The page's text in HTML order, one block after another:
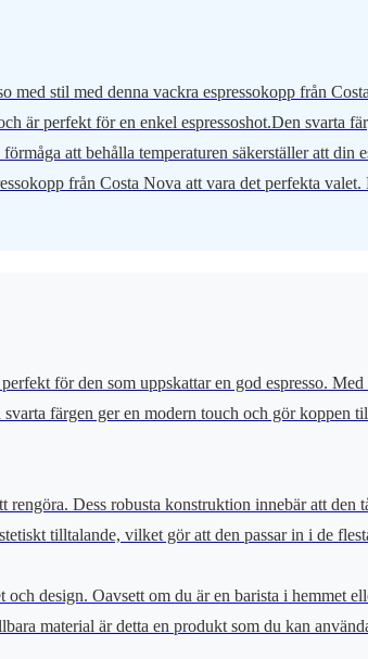
stil med denna vackra espressokopp från
är perfekt för en enkel espressoshot.Den svarta
att behålla temperaturen säkerställer att
från Costa Nova att vara det perfekta
för den som uppskattar en god espresso.
färgen ger en modern touch och gör koppen
Dess robusta konstruktion innebär att
tilltalande, vilket gör att den passar in i de
design. Oavsett om du är en barista i hemmet
material är detta en produkt som du kan